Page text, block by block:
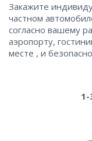
Закажите
частном
согласно вашему
аэропорту,
месте , и
1-